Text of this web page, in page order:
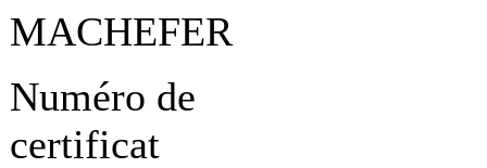
MACHEFER
Numéro de
certificat